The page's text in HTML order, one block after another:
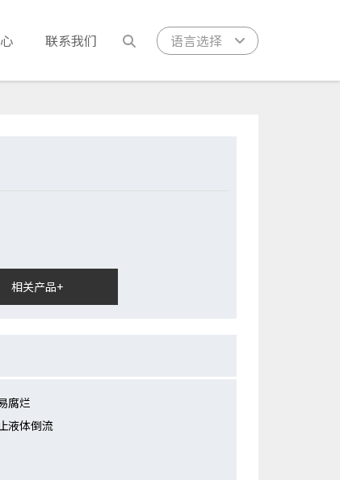
联系我们 语言选择
相关产品+
腐烂
液体倒流